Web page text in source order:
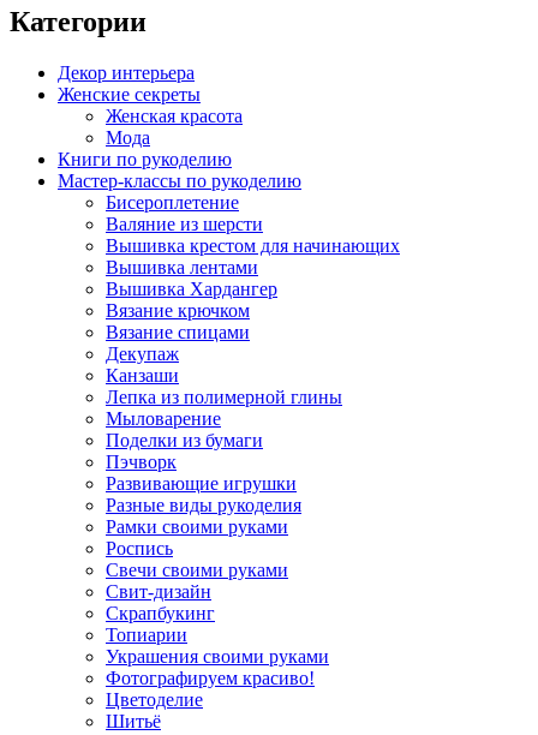
Категории
Декор интерьера
Женские секреты
Женская красота
Мода
Книги по рукоделию
Мастер-классы по рукоделию
Бисероплетение
Валяние из шерсти
Вышивка крестом для начинающих
Вышивка лентами
Вышивка Хардангер
Вязание крючком
Вязание спицами
Декупаж
Канзаши
Лепка из полимерной глины
Мыловарение
Поделки из бумаги
Пэчворк
Развивающие игрушки
Разные виды рукоделия
Рамки своими руками
Роспись
Свечи своими руками
Свит-дизайн
Скрапбукинг
Топиарии
Украшения своими руками
Фотографируем красиво!
Цветоделие
Шитьё